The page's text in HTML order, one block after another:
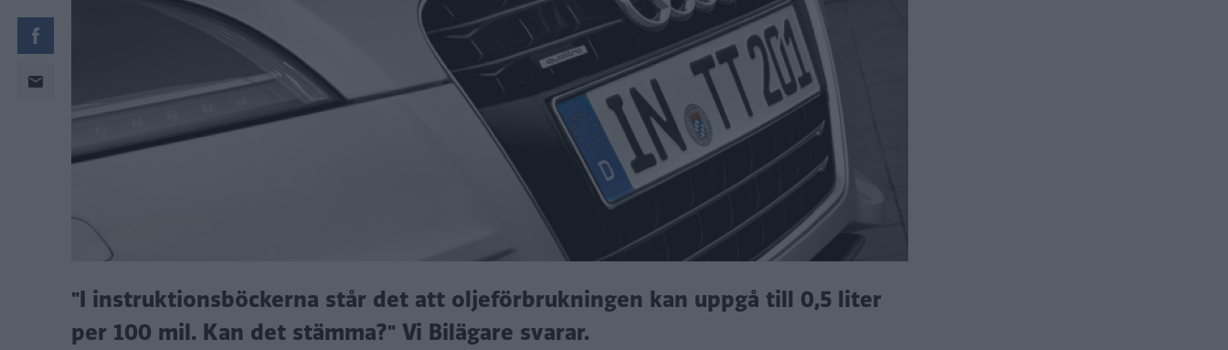
"I instruktionsböckerna står det att oljeförbrukningen kan uppgå till 0,5 liter
per 100 mil. Kan det stämma?" Vi Bilägare svarar.